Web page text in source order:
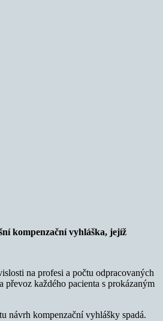
kompenzační vyhláška, jejíž
na profesi a počtu odpracovaných
každého pacienta s prokázaným
návrh kompenzační vyhlášky spadá.